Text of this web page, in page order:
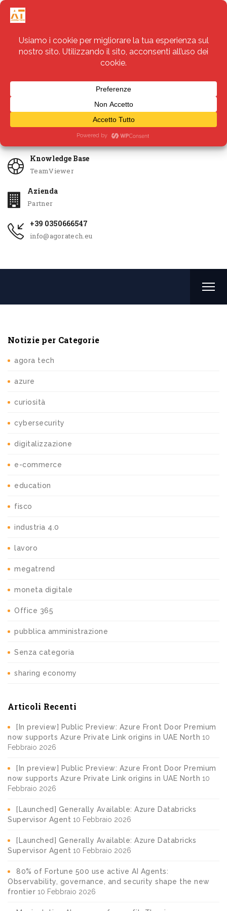
Servizi
Knowledge Base
TeamViewer
Azienda
Partner
+39 0350666547
info@agoratech.eu
Notizie per Categorie
agora tech
azure
curiosità
cybersecurity
digitalizzazione
e-commerce
education
fisco
industria 4.0
lavoro
megatrend
moneta digitale
Office 365
pubblica amministrazione
Senza categoria
sharing economy
Articoli Recenti
[In preview] Public Preview: Azure Front Door Premium
now supports Azure Private Link origins in UAE North 10
Febbraio 2026
[In preview] Public Preview: Azure Front Door Premium
now supports Azure Private Link origins in UAE North 10
Febbraio 2026
[Launched] Generally Available: Azure Databricks
Supervisor Agent 10 Febbraio 2026
[Launched] Generally Available: Azure Databricks
Supervisor Agent 10 Febbraio 2026
80% of Fortune 500 use active AI Agents:
Observability, governance, and security shape the new
frontier 10 Febbraio 2026